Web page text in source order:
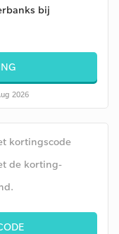
bij
2026
kortingscode
de korting-